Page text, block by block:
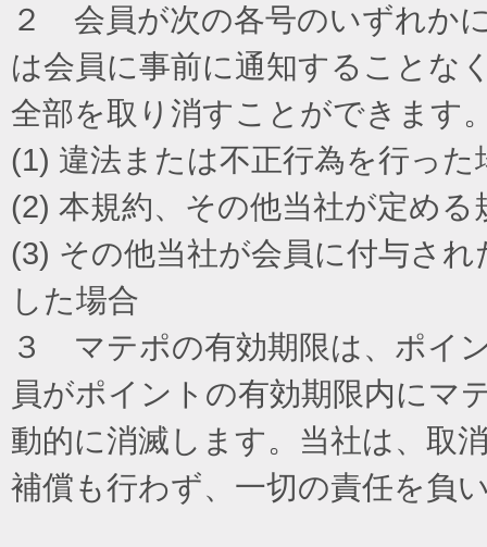
２ 会員が次の各号のいずれか
は会員に事前に通知することな
全部を取り消すことができます
(1) 違法または不正行為を行った
(2) 本規約、その他当社が定め
(3) その他当社が会員に付与さ
した場合
３ マテポの有効期限は、ポイ
員がポイントの有効期限内にマ
動的に消滅します。当社は、取
補償も行わず、一切の責任を負